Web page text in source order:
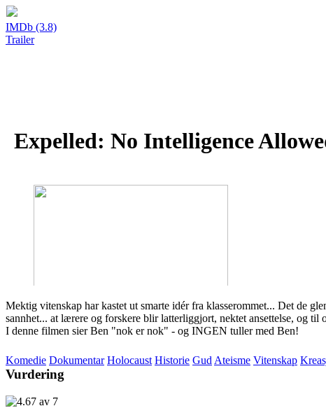
IMDb (3.8)
Trailer
Expelled: No Intelligence
Mektig vitenskap har kastet ut smarte idér fra klasserommet... Det de
sannhet... at lærere og forskere blir latterliggjort, nektet ansettelse, og
I denne filmen sier Ben "nok er nok" - og INGEN tuller med Ben!
Komedie Dokumentar Holocaust Historie Gud Ateisme Vitenskap
Vurdering